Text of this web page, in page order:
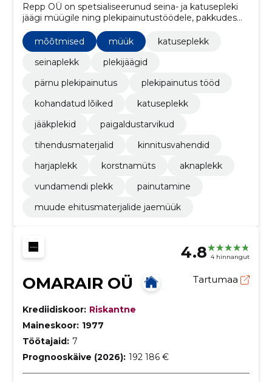
Repp OÜ on spetsialiseerunud seina- ja katusepleki
jäägi müügile ning plekipainutustöödele, pakkudes
tugevaid ja visuaalselt nauditavaid ehituslahendusi.
mõõtmised
müük
katuseplekk
seinaplekk
plekijäägid
pärnu plekipainutus
plekipainutus tööd
kohandatud lõiked
katuseplekk
jääkplekid
paigaldustarvikud
tihendusmaterjalid
kinnitusvahendid
harjaplekk
korstnamüts
aknaplekk
vundamendi plekk
painutamine
muude ehitusmaterjalide jaemüük
4.8 4 hinnangut
OMARAIR OÜ Tartumaa
Krediidiskoor: Riskantne
Maineskoor: 1977
Töötajaid: 7
Prognooskäive (2026): 192 186 €